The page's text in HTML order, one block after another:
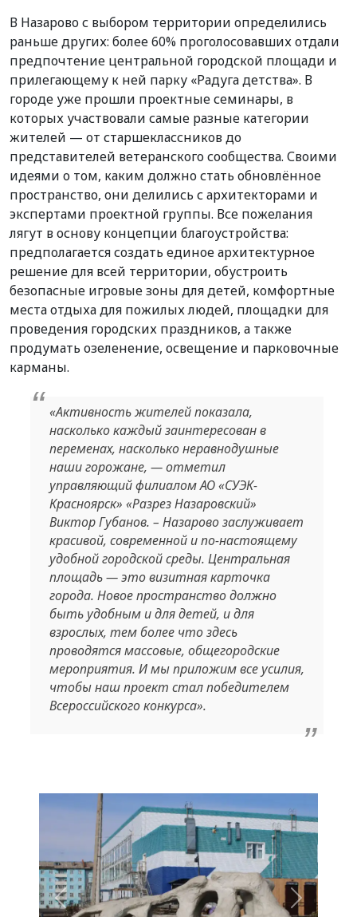
В Назарово с выбором территории определились
раньше других: более 60% проголосовавших отдали
предпочтение центральной городской площади и
прилегающему к ней парку «Радуга детства». В
городе уже прошли проектные семинары, в
которых участвовали самые разные категории
жителей — от старшеклассников до
представителей ветеранского сообщества. Своими
идеями о том, каким должно стать обновлённое
пространство, они делились с архитекторами и
экспертами проектной группы. Все пожелания
лягут в основу концепции благоустройства:
предполагается создать единое архитектурное
решение для всей территории, обустроить
безопасные игровые зоны для детей, комфортные
места отдыха для пожилых людей, площадки для
проведения городских праздников, а также
продумать озеленение, освещение и парковочные
карманы.
«Активность жителей показала,
насколько каждый заинтересован в
переменах, насколько неравнодушные
наши горожане, — отметил
управляющий филиалом АО «СУЭК-
Красноярск» «Разрез Назаровский»
Виктор Губанов. – Назарово заслуживает
красивой, современной и по-настоящему
удобной городской среды. Центральная
площадь — это визитная карточка
города. Новое пространство должно
быть удобным и для детей, и для
взрослых, тем более что здесь
проводятся массовые, общегородские
мероприятия. И мы приложим все усилия,
чтобы наш проект стал победителем
Всероссийского конкурса».
Назад Вперед